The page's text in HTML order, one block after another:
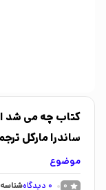
کتاب چه می شد
ساندرا مارکل
موضوع
0
0 دیدگاه